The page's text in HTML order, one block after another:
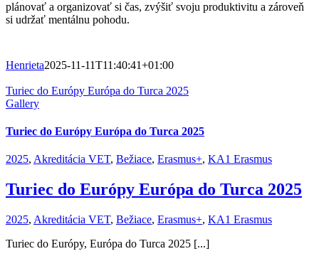
plánovať a organizovať si čas, zvýšiť svoju produktivitu a zároveň
si udržať mentálnu pohodu.
Henrieta2025-11-11T11:40:41+01:00
Turiec do Európy Európa do Turca 2025
Gallery
Turiec do Európy Európa do Turca 2025
2025, Akreditácia VET, Bežiace, Erasmus+, KA1 Erasmus
Turiec do Európy Európa do Turca 2025
2025, Akreditácia VET, Bežiace, Erasmus+, KA1 Erasmus
Turiec do Európy, Európa do Turca 2025 [...]